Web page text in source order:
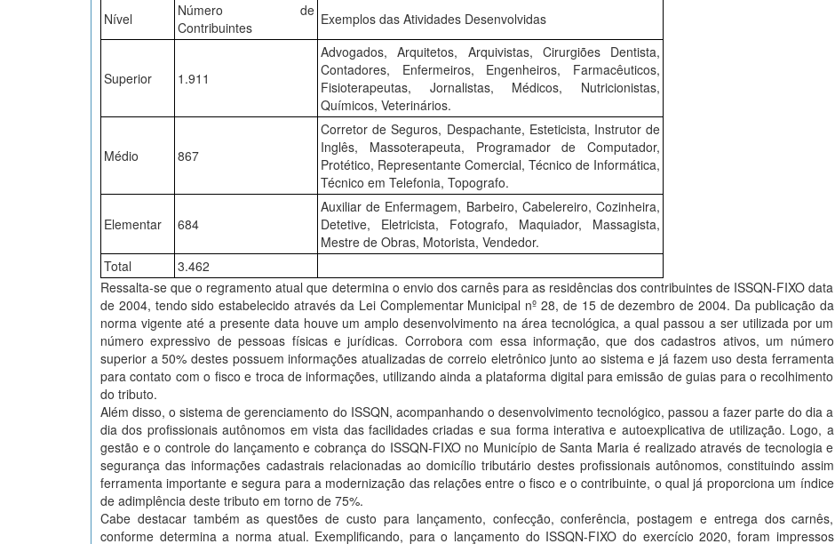
Nível
Número de
Contribuintes
Exemplos das Atividades Desenvolvidas
Superior 1.911
Advogados, Arquitetos, Arquivistas, Cirurgiões Dentista,
Contadores, Enfermeiros, Engenheiros, Farmacêuticos,
Fisioterapeutas, Jornalistas, Médicos, Nutricionistas,
Químicos, Veterinários.
Médio 867
Corretor de Seguros, Despachante, Esteticista, Instrutor de
Inglês, Massoterapeuta, Programador de Computador,
Protético, Representante Comercial, Técnico de Informática,
Técnico em Telefonia, Topografo.
Elementar 684
Auxiliar de Enfermagem, Barbeiro, Cabelereiro, Cozinheira,
Detetive, Eletricista, Fotografo, Maquiador, Massagista,
Mestre de Obras, Motorista, Vendedor.
Total
3.462
Ressalta-se que o regramento atual que determina o envio dos carnês para as residências dos contribuintes de ISSQN-FIXO data
de 2004, tendo sido estabelecido através da Lei Complementar Municipal nº 28, de 15 de dezembro de 2004. Da publicação da
norma vigente até a presente data houve um amplo desenvolvimento na área tecnológica, a qual passou a ser utilizada por um
número expressivo de pessoas físicas e jurídicas. Corrobora com essa informação, que dos cadastros ativos, um número
superior a 50% destes possuem informações atualizadas de correio eletrônico junto ao sistema e já fazem uso desta ferramenta
para contato com o fisco e troca de informações, utilizando ainda a plataforma digital para emissão de guias para o recolhimento
do tributo.
Além disso, o sistema de gerenciamento do ISSQN, acompanhando o desenvolvimento tecnológico, passou a fazer parte do dia a
dia dos profissionais autônomos em vista das facilidades criadas e sua forma interativa e autoexplicativa de utilização. Logo, a
gestão e o controle do lançamento e cobrança do ISSQN-FIXO no Município de Santa Maria é realizado através de tecnologia e
segurança das informações cadastrais relacionadas ao domicílio tributário destes profissionais autônomos, constituindo assim
ferramenta importante e segura para a modernização das relações entre o fisco e o contribuinte, o qual já proporciona um índice
de adimplência deste tributo em torno de 75%.
Cabe destacar também as questões de custo para lançamento, confecção, conferência, postagem e entrega dos carnês,
conforme determina a norma atual. Exemplificando, para o lançamento do ISSQN-FIXO do exercício 2020, foram impressos